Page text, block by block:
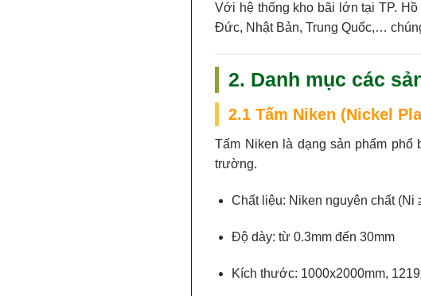
Với hệ thống kho bãi lớn tại TP.
Đức, Nhật Bản, Trung Quốc,…
2. Danh mục các
2.1 Tấm Niken (Nickel
Tấm Niken là dạng sản phẩm phổ
trường.
Chất liệu: Niken nguyên chất (Ni
Độ dày: từ 0.3mm đến 30mm
Kích thước: 1000x2000mm,